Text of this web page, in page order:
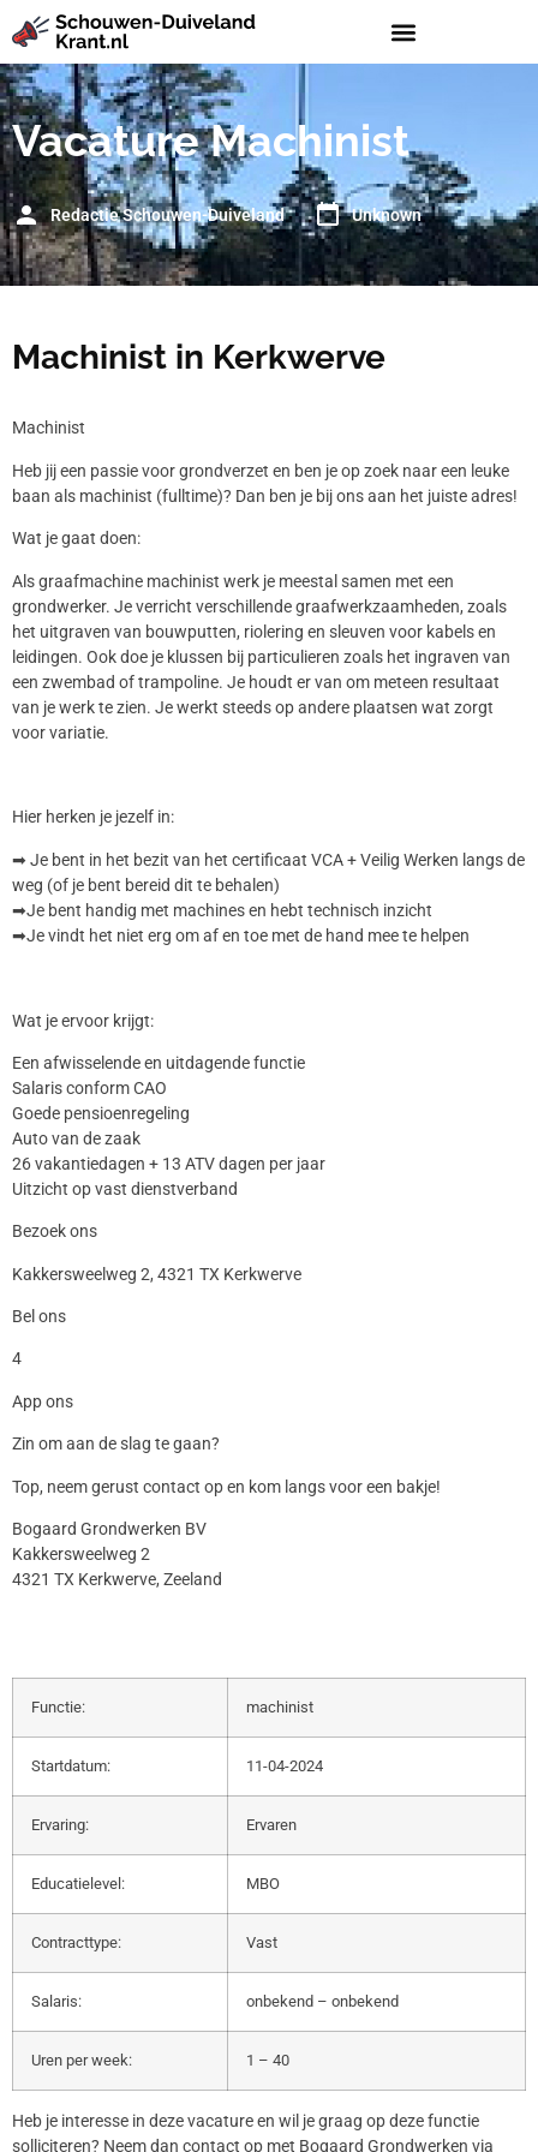
Vacature Machinist
Redactie Schouwen-Duiveland Unknown
Machinist in Kerkwerve
Machinist
Heb jij een passie voor grondverzet en ben je op zoek naar een leuke
baan als machinist (fulltime)? Dan ben je bij ons aan het juiste adres!
Wat je gaat doen:
Als graafmachine machinist werk je meestal samen met een
grondwerker. Je verricht verschillende graafwerkzaamheden, zoals
het uitgraven van bouwputten, riolering en sleuven voor kabels en
leidingen. Ook doe je klussen bij particulieren zoals het ingraven van
een zwembad of trampoline. Je houdt er van om meteen resultaat
van je werk te zien. Je werkt steeds op andere plaatsen wat zorgt
voor variatie.
Hier herken je jezelf in:
➡ Je bent in het bezit van het certificaat VCA + Veilig Werken langs de
weg (of je bent bereid dit te behalen)
➡Je bent handig met machines en hebt technisch inzicht
➡Je vindt het niet erg om af en toe met de hand mee te helpen
Wat je ervoor krijgt:
Een afwisselende en uitdagende functie
Salaris conform CAO
Goede pensioenregeling
Auto van de zaak
26 vakantiedagen + 13 ATV dagen per jaar
Uitzicht op vast dienstverband
Bezoek ons
Kakkersweelweg 2, 4321 TX Kerkwerve
Bel ons
4
App ons
Zin om aan de slag te gaan?
Top, neem gerust contact op en kom langs voor een bakje!
Bogaard Grondwerken BV
Kakkersweelweg 2
4321 TX Kerkwerve, Zeeland
Functie: machinist
Startdatum: 11-04-2024
Ervaring: Ervaren
Educatielevel: MBO
Contracttype: Vast
Salaris: onbekend – onbekend
Uren per week: 1 – 40
Heb je interesse in deze vacature en wil je graag op deze functie
solliciteren? Neem dan contact op met Bogaard Grondwerken via